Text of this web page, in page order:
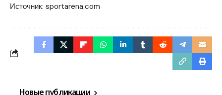
Источник: sportarena.com
Новые публикации